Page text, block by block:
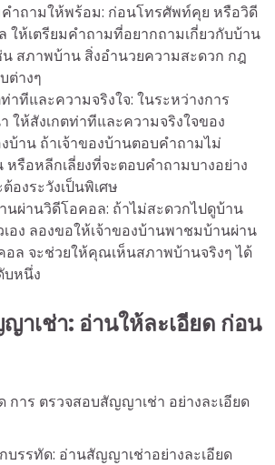
คำถามให้พร้อม: ก่อนโทรศัพท์คุย หรือวิดี
ให้เตรียมคำถามที่อยากถามเกี่ยวกับบ้าน
น สภาพบ้าน สิ่งอำนวยความสะดวก กฎ
ต่างๆ
ท่าทีและความจริงใจ: ในระหว่างการ
ให้สังเกตท่าทีและความจริงใจของ
งบ้าน ถ้าเจ้าของบ้านตอบคำถามไม่
หรือหลีกเลี่ยงที่จะตอบคำถามบางอย่าง
องระวังเป็นพิเศษ
นผ่านวิดีโอคอล: ถ้าไม่สะดวกไปดูบ้าน
เอง ลองขอให้เจ้าของบ้านพาชมบ้านผ่าน
อล จะช่วยให้คุณเห็นสภาพบ้านจริงๆ ได้
บหนึ่ง
าเช่า: อ่านให้ละเอียด ก่อน
การ ตรวจสอบสัญญาเช่า อย่างละเอียด
บรรทัด: อ่านสัญญาเช่าอย่างละเอียด